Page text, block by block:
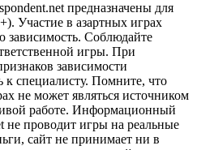
предназначены для
Участие в азартных играх
зависимость. Соблюдайте
игры. При
зависимости
к специалисту. Помните, что
не может являться источником
работе. Информационный
не проводит игры на реальные
сайт не принимает ни в